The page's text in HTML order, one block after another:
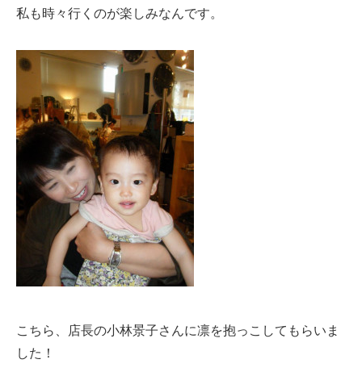
私も時々行くのが楽しみなんです。
こちら、店長の小林景子さんに凛を抱っこしてもらいま
した！